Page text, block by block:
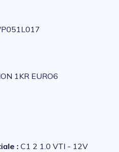
1KR EURO6
: C1 2 1.0 VTI - 12V